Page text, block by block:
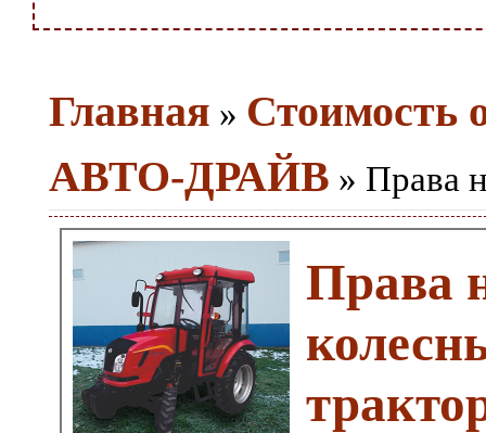
Главная » Стоимость
АВТО-ДРАЙВ » Права
Права